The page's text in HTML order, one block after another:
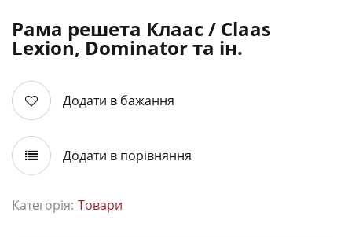
Рама решета Клаас / Claas
Lexion, Dominator та ін.
Додати в бажання
Додати в порівняння
Категорія: Товари